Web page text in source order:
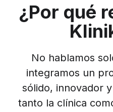
¿Por qué
No hablamos
integramos un
sólido, innovador
tanto la clínica